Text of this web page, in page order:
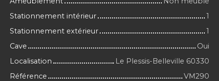
Stationnement intérieur
1
Stationnement extérieur
1
Cave
Oui
Localisation
Le Plessis-Belleville 60330
Référence
VM290